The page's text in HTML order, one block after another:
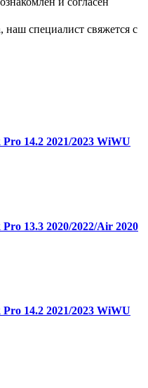
наш специалист свяжется с
14.2 2021/2023 WiWU
13.3 2020/2022/Air 2020
14.2 2021/2023 WiWU